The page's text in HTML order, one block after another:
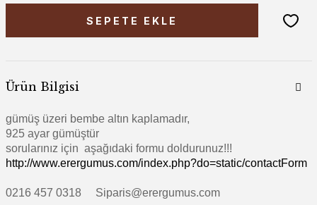
SEPETE EKLE
Ürün Bilgisi
gümüş üzeri bembe altın kaplamadır,
925 ayar gümüştür
sorularınız için aşağıdaki formu doldurunuz!!!
http://www.erergumus.com/index.php?do=static/contactForm
0216 457 0318 Siparis@erergumus.com